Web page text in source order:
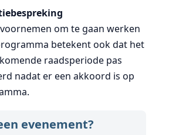
om te gaan werken
betekent ook dat het
raadsperiode pas
nadat er een akkoord is op
evenement?